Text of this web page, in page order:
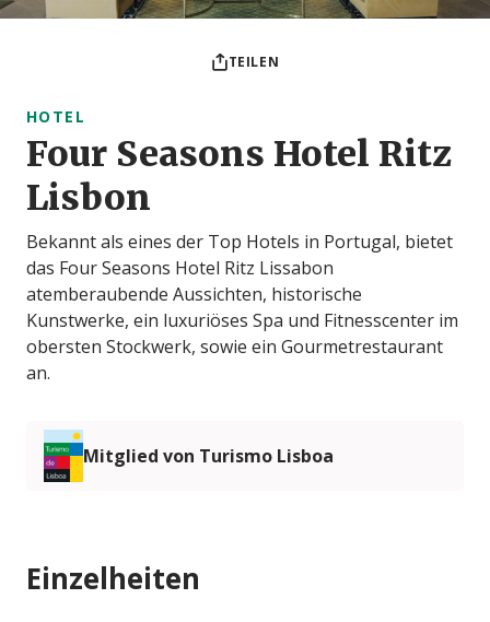
TEILEN
HOTEL
Four Seasons Hotel Ritz
Lisbon
Bekannt als eines der Top Hotels in Portugal, bietet
das Four Seasons Hotel Ritz Lissabon
atemberaubende Aussichten, historische
Kunstwerke, ein luxuriöses Spa und Fitnesscenter im
obersten Stockwerk, sowie ein Gourmetrestaurant
an.
Mitglied von Turismo Lisboa
Einzelheiten